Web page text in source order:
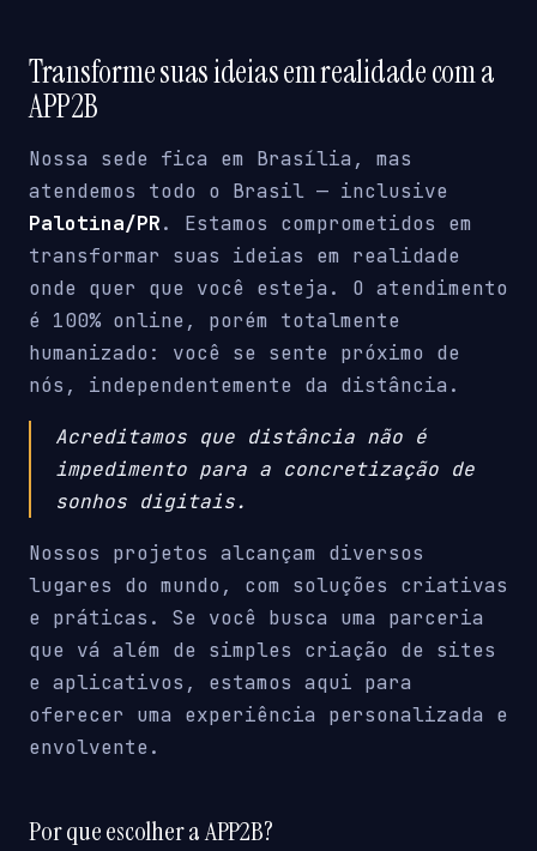
Transforme suas ideias em realidade com a
APP2B
Nossa sede fica em Brasília, mas
atendemos todo o Brasil — inclusive
Palotina/PR. Estamos comprometidos em
transformar suas ideias em realidade
onde quer que você esteja. O atendimento
é 100% online, porém totalmente
humanizado: você se sente próximo de
nós, independentemente da distância.
Acreditamos que distância não é
impedimento para a concretização de
sonhos digitais.
Nossos projetos alcançam diversos
lugares do mundo, com soluções criativas
e práticas. Se você busca uma parceria
que vá além de simples criação de sites
e aplicativos, estamos aqui para
oferecer uma experiência personalizada e
envolvente.
Por que escolher a APP2B?